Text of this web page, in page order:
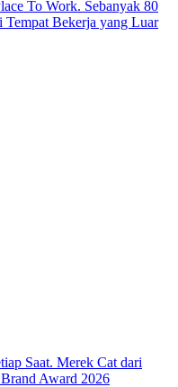
To Work. Sebanyak 80
Tempat Bekerja yang Luar
Saat. Merek Cat dari
Award 2026